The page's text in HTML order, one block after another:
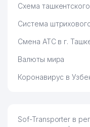
Схема
Система
Смена АТС в г.
Валюты мира
Коронавирус в
Sof-Transporter в